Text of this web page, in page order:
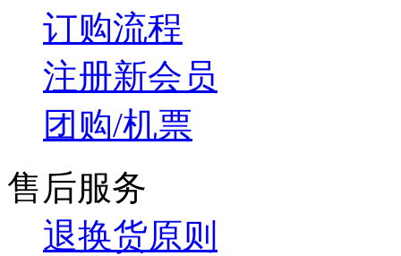
订购流程
注册新会员
团购/机票
售后服务
退换货原则